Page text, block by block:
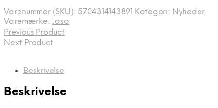
Varenummer (SKU): 5704314143891 Kategori: Nyheder
Varemærke: Jasa
Previous Product
Next Product
Beskrivelse
Beskrivelse